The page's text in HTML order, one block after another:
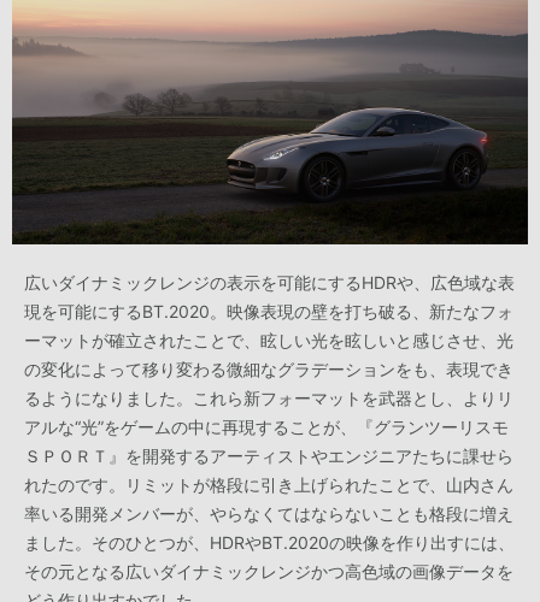
広いダイナミックレンジの表示を可能にするHDRや、広色域な表
現を可能にするBT.2020。映像表現の壁を打ち破る、新たなフォ
ーマットが確立されたことで、眩しい光を眩しいと感じさせ、光
の変化によって移り変わる微細なグラデーションをも、表現でき
るようになりました。これら新フォーマットを武器とし、よりリ
アルな“光”をゲームの中に再現することが、『グランツーリスモ
ＳＰＯＲＴ』を開発するアーティストやエンジニアたちに課せら
れたのです。リミットが格段に引き上げられたことで、山内さん
率いる開発メンバーが、やらなくてはならないことも格段に増え
ました。そのひとつが、HDRやBT.2020の映像を作り出すには、
その元となる広いダイナミックレンジかつ高色域の画像データを